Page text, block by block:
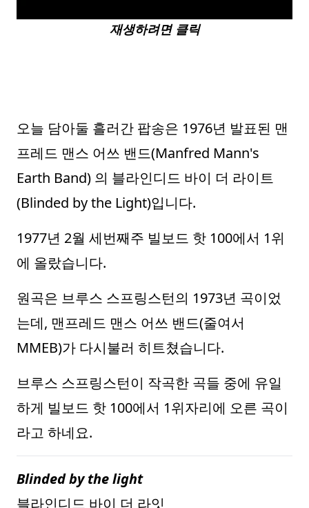
재생하려면 클릭
오늘 담아둘 흘러간 팝송은 1976년 발표된 맨
프레드 맨스 어쓰 밴드(Manfred Mann's
Earth Band) 의 블라인디드 바이 더 라이트
(Blinded by the Light)입니다.
1977년 2월 세번째주 빌보드 핫 100에서 1위
에 올랐습니다.
원곡은 브루스 스프링스턴의 1973년 곡이었
는데, 맨프레드 맨스 어쓰 밴드(줄여서
MMEB)가 다시불러 히트쳤습니다.
브루스 스프링스턴이 작곡한 곡들 중에 유일
하게 빌보드 핫 100에서 1위자리에 오른 곡이
라고 하네요.
Blinded by the light
블라인디드 바이 더 라잇